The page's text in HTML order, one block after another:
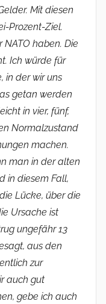
Mit diesen
Prozent-Ziel.
haben. Die
Ich würde für
in der wir uns
getan werden
in vier, fünf,
Normalzustand
machen.
man in der alten
in diesem Fall,
Lücke, über die
Ursache ist
ungefähr 13
aus den
zur
auch gut
gebe ich auch